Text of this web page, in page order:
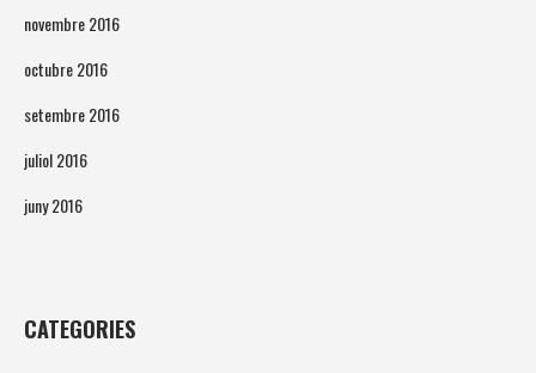
novembre 2016
octubre 2016
setembre 2016
juliol 2016
juny 2016
CATEGORIES